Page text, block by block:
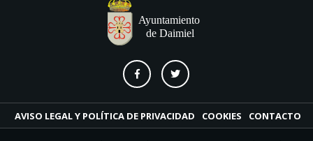
AVISO LEGAL Y POLÍTICA DE PRIVACIDAD COOKIES CONTACTO